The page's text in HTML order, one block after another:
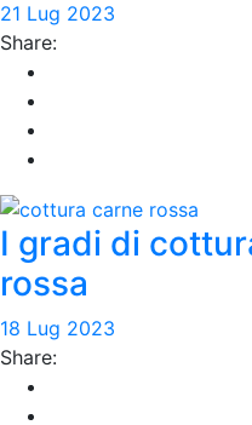
21 Lug 2023
Share:
I gradi di
rossa
18 Lug 2023
Share: